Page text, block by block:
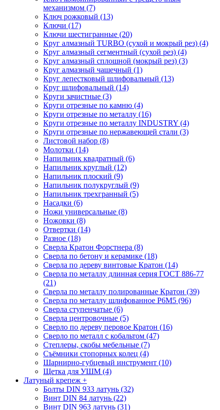
механизмом (7)
Ключ рожковый (13)
Ключи (17)
Ключи шестигранные (20)
Круг алмазный TURBO (сухой и мокрый рез) (4)
Круг алмазный сегментный (сухой рез) (4)
Круг алмазный сплошной (мокрый рез) (3)
Круг алмазный чашечный (1)
Круг лепестковый шлифовальный (13)
Круг шлифовальный (14)
Круги зачистные (3)
Круги отрезные по камню (4)
Круги отрезные по металлу (16)
Круги отрезные по металлу INDUSTRY (4)
Круги отрезные по нержавеющей стали (3)
Листовой набор (8)
Молотки (14)
Напильник квадратный (6)
Напильник круглый (12)
Напильник плоский (9)
Напильник полукруглый (9)
Напильник трехгранный (5)
Насадки (6)
Ножи универсальные (8)
Ножовки (8)
Отвертки (14)
Разное (18)
Сверла Кратон Форстнера (8)
Сверла по бетону и керамике (18)
Сверла по дереву винтовые Кратон (14)
Сверла по металлу длинная серия ГОСТ 886-77
(21)
Сверла по металлу полированные Кратон (39)
Сверла по металлу шлифованное Р6М5 (96)
Сверла ступенчатые (6)
Сверла центровочные (5)
Сверло по дереву перовое Кратон (16)
Сверло по металл с кобальтом (47)
Степлеры, скобы мебельные (7)
Съёмники стопорных колец (4)
Шарнирно-губцевый инструмент (10)
Щетка для УШМ (4)
Латуный крепеж +
Болты DIN 933 латунь (32)
Винт DIN 84 латунь (22)
Винт DIN 963 латунь (31)